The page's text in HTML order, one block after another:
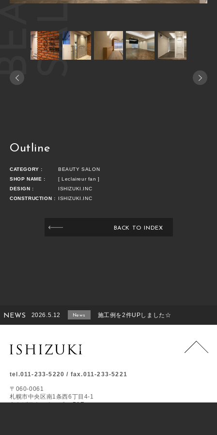
Outline
CATEGORY :
BEAUTY SALON
SHOP NAME :
[ Leclaireur fan ]
DESIGN :
ISHIZUKI.INC
CONSTRUCTION :
ISHIZUKI.INC
BACK TO INDEX
NEWS 2026.5.12 News 施工例を2件UPしました☆
2025.8.26 News
2025.6.27 News 施工例をUPしました★
2025.1.27
tel.011-233-5220 / fax.011-233-5221
〒060-0061
札幌市中央区南1条西6丁目4-1
あおばアネックスビル B1F